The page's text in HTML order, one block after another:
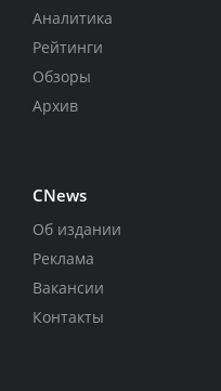
Аналитика
Рейтинги
Обзоры
Архив
CNews
Об издании
Реклама
Вакансии
Контакты